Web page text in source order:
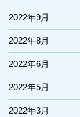
2022年9月
2022年8月
2022年6月
2022年5月
2022年3月